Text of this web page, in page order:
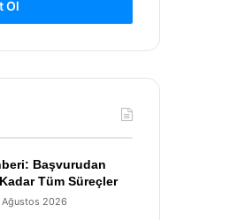
Ol
Başvurudan
Tüm Süreçler
Ağustos 2026